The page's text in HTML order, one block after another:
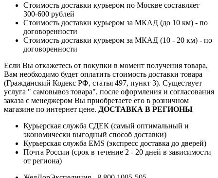
Стоимость доставки курьером по Москве составляет
300-600 рублей
Стоимость доставки курьером за МКАД (до 10 км) - по
договоренности
Стоимость доставки курьером за МКАД (10 - 20 км) - по
договоренности
Если Вы откажетесь от покупки в момент получения товара,
Вам необходимо будет оплатить стоимость доставки товара
(Гражданский Кодекс РФ, статья 497, пункт 3). Существует
услуга " самовывоз товара", после оформления и согласования
заказа с менеджером Вы приобретаете его в розничном
магазине по интернет цене. ДОСТАВКА В РЕГИОНЫ
Курьерская служба СДЕК (самый оптимальный и
экономически выгодный способ доставки)
Курьерская служба EMS (экспресс доставка до дверей)
Почта России (срок в течение 2 - 20 дней в зависимости
от региона)